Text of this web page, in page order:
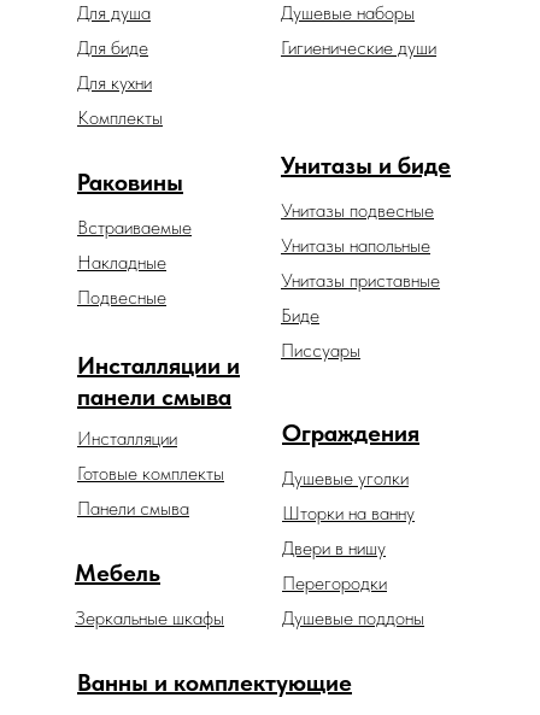
Гигиенические души
Душевые наборы
Унитазы и биде
Унитазы подвесные
Унитазы напольные
Унитазы приставные
Раковины
Встраиваемые
Накладные
Подвесные
Для биде
Для душа
Для кухни
Ванны и комплектующие
Зеркальные шкафы
Мебель
Ограждения
Душевые уголки
Шторки на ванну
Двери в нишу
Перегородки
Биде
Душевые поддоны
Инсталляции и
панели смыва
Инсталляции
Готовые комплекты
Панели смыва
Комплекты
Писсуары